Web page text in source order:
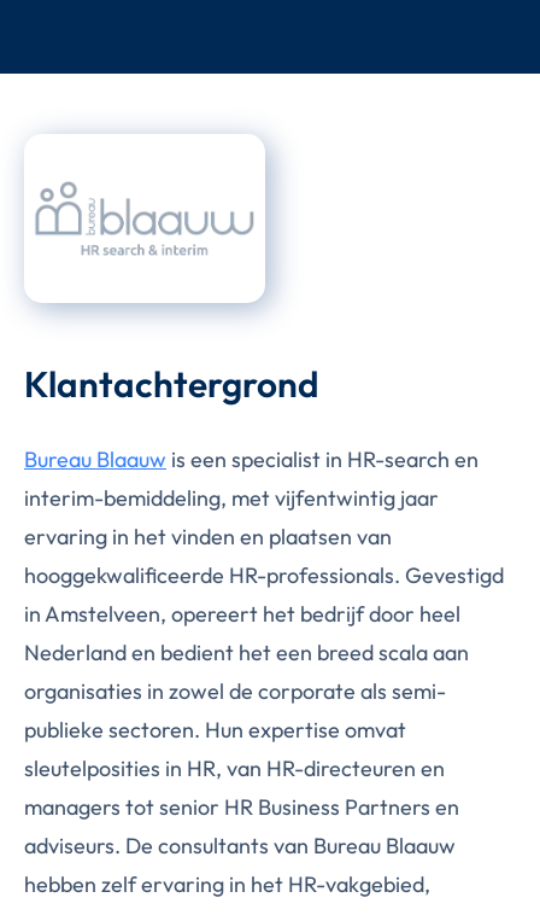
Klantachtergrond
Bureau Blaauw is een specialist in HR-search en
interim-bemiddeling, met vijfentwintig jaar
ervaring in het vinden en plaatsen van
hooggekwalificeerde HR-professionals. Gevestigd
in Amstelveen, opereert het bedrijf door heel
Nederland en bedient het een breed scala aan
organisaties in zowel de corporate als semi-
publieke sectoren. Hun expertise omvat
sleutelposities in HR, van HR-directeuren en
managers tot senior HR Business Partners en
adviseurs. De consultants van Bureau Blaauw
hebben zelf ervaring in het HR-vakgebied,